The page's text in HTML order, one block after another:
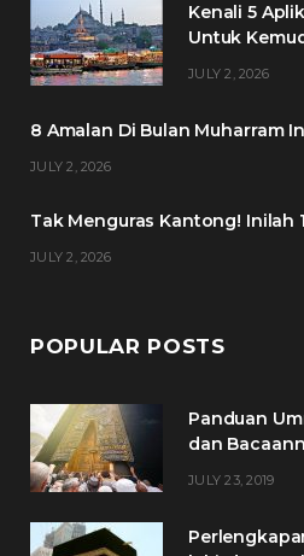
b
t
Kenali 5
Untuk
JULY 2, 2026
8 Amalan Di Bulan Muharram
JULY 2, 2026
Tak Menguras Kantong! Inilah
JULY 2, 2026
POPULAR POSTS
Panduan
dan
JULY 23, 2019